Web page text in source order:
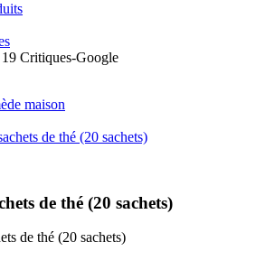
19 Critiques-Google
maison
de thé (20 sachets)
de thé (20 sachets)